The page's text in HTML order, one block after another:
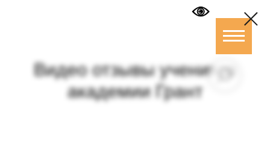
Видео отзывы учеников
академии Грант